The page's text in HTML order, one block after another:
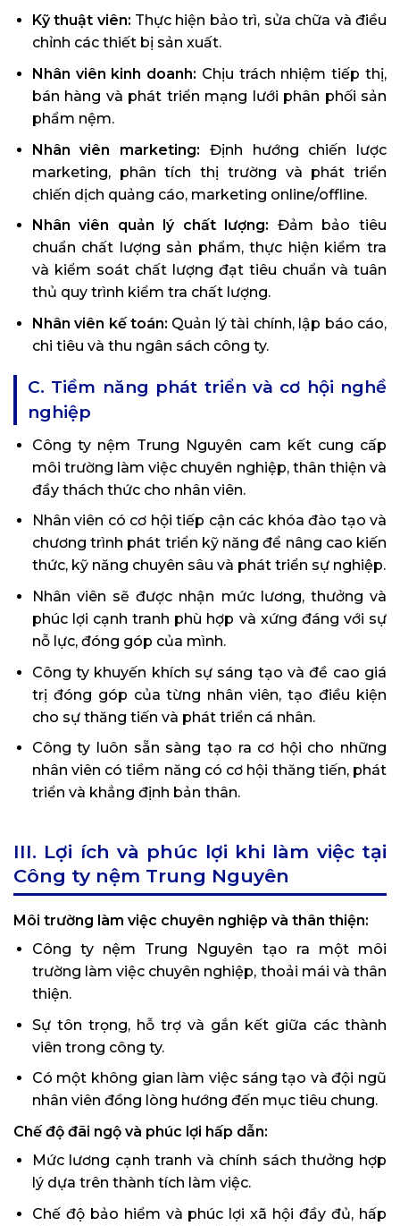
Kỹ thuật viên: Thực hiện bảo trì, sửa chữa và điều
chỉnh các thiết bị sản xuất.
Nhân viên kinh doanh: Chịu trách nhiệm tiếp thị,
bán hàng và phát triển mạng lưới phân phối sản
phẩm nệm.
Nhân viên marketing: Định hướng chiến lược
marketing, phân tích thị trường và phát triển
chiến dịch quảng cáo, marketing online/offline.
Nhân viên quản lý chất lượng: Đảm bảo tiêu
chuẩn chất lượng sản phẩm, thực hiện kiểm tra
và kiểm soát chất lượng đạt tiêu chuẩn và tuân
thủ quy trình kiểm tra chất lượng.
Nhân viên kế toán: Quản lý tài chính, lập báo cáo,
chi tiêu và thu ngân sách công ty.
C. Tiềm năng phát triển và cơ hội nghề
nghiệp
Công ty nệm Trung Nguyên cam kết cung cấp
môi trường làm việc chuyên nghiệp, thân thiện và
đầy thách thức cho nhân viên.
Nhân viên có cơ hội tiếp cận các khóa đào tạo và
chương trình phát triển kỹ năng để nâng cao kiến
thức, kỹ năng chuyên sâu và phát triển sự nghiệp.
Nhân viên sẽ được nhận mức lương, thưởng và
phúc lợi cạnh tranh phù hợp và xứng đáng với sự
nỗ lực, đóng góp của mình.
Công ty khuyến khích sự sáng tạo và đề cao giá
trị đóng góp của từng nhân viên, tạo điều kiện
cho sự thăng tiến và phát triển cá nhân.
Công ty luôn sẵn sàng tạo ra cơ hội cho những
nhân viên có tiềm năng có cơ hội thăng tiến, phát
triển và khẳng định bản thân.
III. Lợi ích và phúc lợi khi làm việc tại
Công ty nệm Trung Nguyên
Môi trường làm việc chuyên nghiệp và thân thiện:
Công ty nệm Trung Nguyên tạo ra một môi
trường làm việc chuyên nghiệp, thoải mái và thân
thiện.
Sự tôn trọng, hỗ trợ và gắn kết giữa các thành
viên trong công ty.
Có một không gian làm việc sáng tạo và đội ngũ
nhân viên đồng lòng hướng đến mục tiêu chung.
Chế độ đãi ngộ và phúc lợi hấp dẫn:
Mức lương cạnh tranh và chính sách thưởng hợp
lý dựa trên thành tích làm việc.
Chế độ bảo hiểm và phúc lợi xã hội đầy đủ, hấp